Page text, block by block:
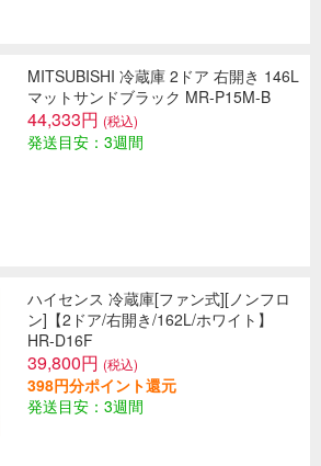
MITSUBISHI 冷蔵庫 2ドア 右開き 146L
マットサンドブラック MR-P15M-B
44,333円 (税込)
発送目安：3週間
ハイセンス 冷蔵庫[ファン式][ノンフロ
ン]【2ドア/右開き/162L/ホワイト】
HR-D16F
39,800円 (税込)
398円分ポイント還元
発送目安：3週間